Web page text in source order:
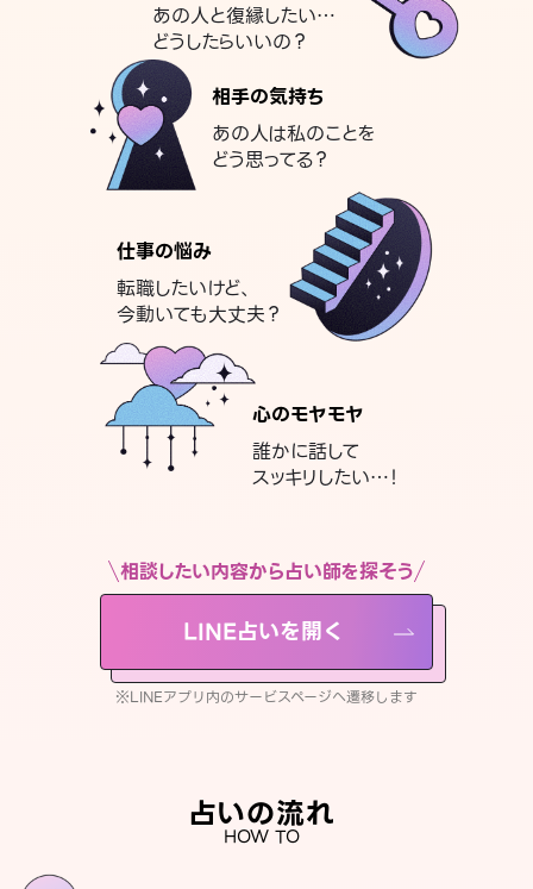
あの人と復縁したい…
どうしたらいいの？
相手の気持ち
あの人は私のことを
どう思ってる？
仕事の悩み
転職したいけど、
今動いても大丈夫？
心のモヤモヤ
誰かに話して
スッキリしたい…！
相談したい内容から占い師を探そう
LINE占いを開く
※LINEアプリ内のサービスページへ遷移します
占いの流れ
HOW TO